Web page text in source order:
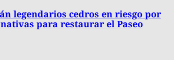
legendarios cedros en riesgo por
nativas para restaurar el Paseo